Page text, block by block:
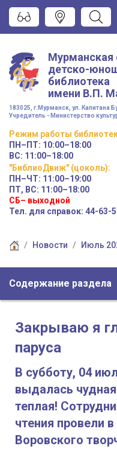
Мурманская
детско-
библиотека
имени В.П.
183025, г.Мурманск, ул. Капитана
Учредитель - Министерство
Режим работы
ПН–ПТ: 10:00–18:00
ВС: 11:00–18:00
"БиблиоДвиж" (цоколь):
ПН–ЧТ: 11:00–19:00
ПТ, ВС: 11:00–18:00
СБ– выходной
Тел. для справок: 44-63-
Новости Июль
Содержание раздела
Закрываю я
паруса
В субботу, 04
выдалась
теплая!
чтения провели
Воровского